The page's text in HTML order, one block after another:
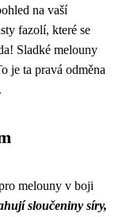
na vaší
fazolí, které se
Sladké melouny
je ta pravá odměna
melouny v boji
sloučeniny síry,